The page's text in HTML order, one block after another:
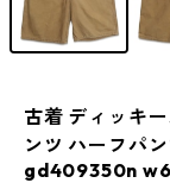
古着 ディッキ
ンツ ハーフパ
gd409350n